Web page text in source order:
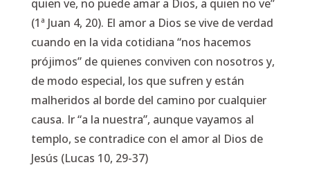
quien ve, no puede amar a Dios, a quien no ve”
(1ª Juan 4, 20). El amor a Dios se vive de verdad
cuando en la vida cotidiana “nos hacemos
prójimos” de quienes conviven con nosotros y,
de modo especial, los que sufren y están
malheridos al borde del camino por cualquier
causa. Ir “a la nuestra”, aunque vayamos al
templo, se contradice con el amor al Dios de
Jesús (Lucas 10, 29-37)